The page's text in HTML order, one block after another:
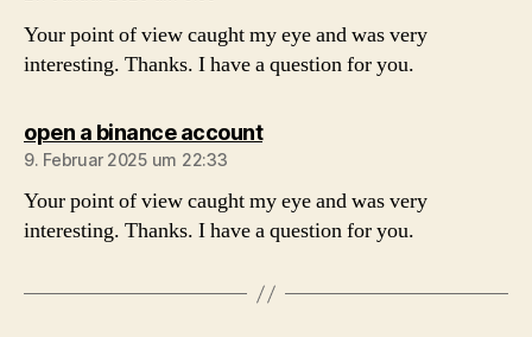
Your point of view caught my eye and was very
interesting. Thanks. I have a question for you.
open a binance accountsagt:
9. Februar 2025 um 22:33
Your point of view caught my eye and was very
interesting. Thanks. I have a question for you.